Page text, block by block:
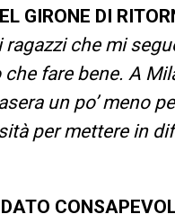
GIRONE DI
che mi
fare bene. A
un po’ meno
per mettere in